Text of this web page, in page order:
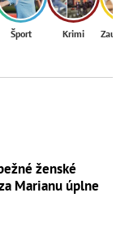
Šport Krimi
ženské
Marianu úplne